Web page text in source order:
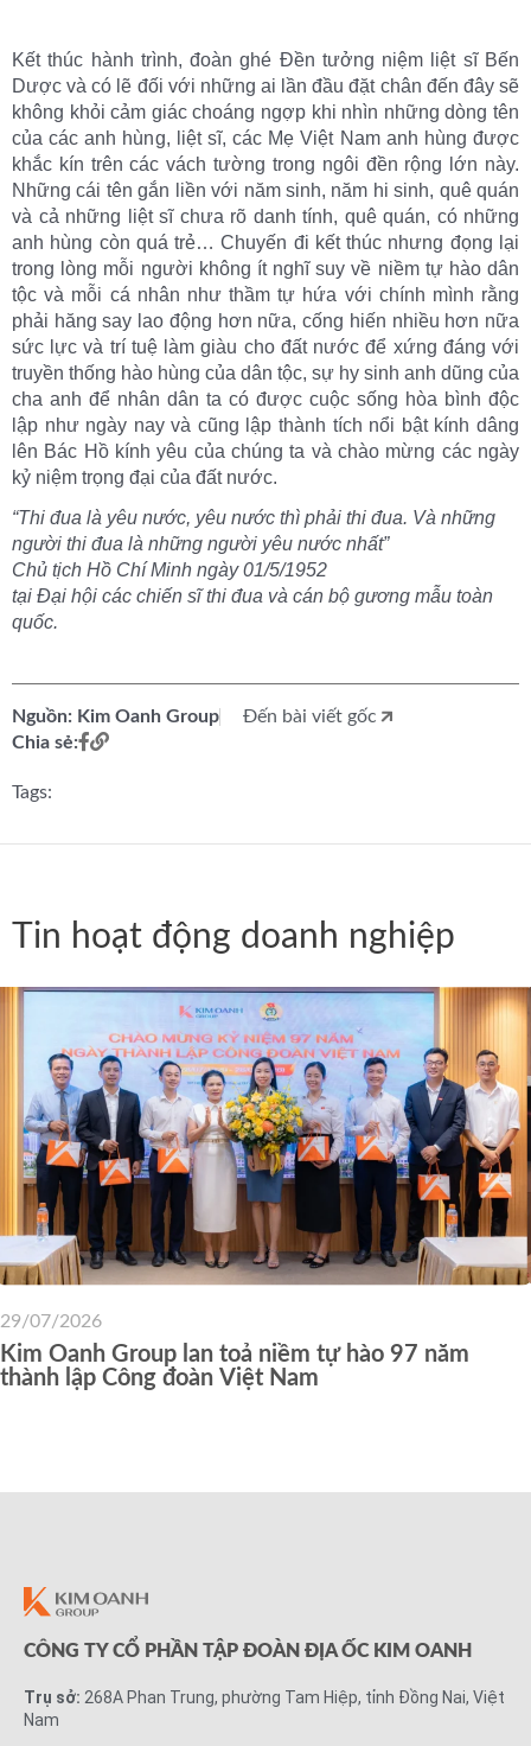
Kết thúc hành trình, đoàn ghé Đền tưởng niệm liệt sĩ Bến
Dược và có lẽ đối với những ai lần đầu đặt chân đến đây sẽ
không khỏi cảm giác choáng ngợp khi nhìn những dòng tên
của các anh hùng, liệt sĩ, các Mẹ Việt Nam anh hùng được
khắc kín trên các vách tường trong ngôi đền rộng lớn này.
Những cái tên gắn liền với năm sinh, năm hi sinh, quê quán
và cả những liệt sĩ chưa rõ danh tính, quê quán, có những
anh hùng còn quá trẻ… Chuyến đi kết thúc nhưng đọng lại
trong lòng mỗi người không ít nghĩ suy về niềm tự hào dân
tộc và mỗi cá nhân như thầm tự hứa với chính mình rằng
phải hăng say lao động hơn nữa, cống hiến nhiều hơn nữa
sức lực và trí tuệ làm giàu cho đất nước để xứng đáng với
truyền thống hào hùng của dân tộc, sự hy sinh anh dũng của
cha anh để nhân dân ta có được cuộc sống hòa bình độc
lập như ngày nay và cũng lập thành tích nổi bật kính dâng
lên Bác Hồ kính yêu của chúng ta và chào mừng các ngày
kỷ niệm trọng đại của đất nước.
“Thi đua là yêu nước, yêu nước thì phải thi đua. Và những
người thi đua là những người yêu nước nhất”
Chủ tịch Hồ Chí Minh ngày 01/5/1952
tại Đại hội các chiến sĩ thi đua và cán bộ gương mẫu toàn
quốc.
Nguồn: Kim Oanh Group
Đến bài viết gốc
Chia sẻ:
Tags:
Tin hoạt động doanh nghiệp
Kim Oanh Group lan toả niềm tự hào 97 năm
thành lập Công đoàn Việt Nam
29/07/2026
CÔNG TY CỔ PHẦN TẬP ĐOÀN ĐỊA ỐC KIM OANH
Trụ sở: 268A Phan Trung, phường Tam Hiệp, tỉnh Đồng Nai, Việt
Nam